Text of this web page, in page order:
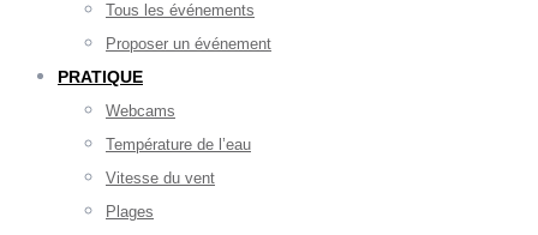
Tous les événements
Proposer un événement
PRATIQUE
Webcams
Température de l’eau
Vitesse du vent
Plages